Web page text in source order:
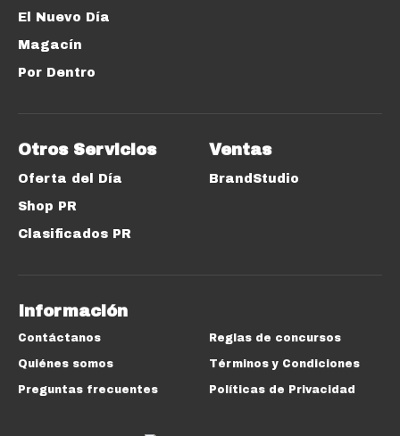
El Nuevo Día
Magacín
Por Dentro
Otros Servicios
Oferta del Día
Shop PR
Clasificados PR
Ventas
BrandStudio
Información
Contáctanos
Quiénes somos
Preguntas frecuentes
Reglas de concursos
Términos y Condiciones
Políticas de Privacidad